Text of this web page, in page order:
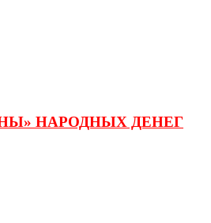
НАРОДНЫХ ДЕНЕГ